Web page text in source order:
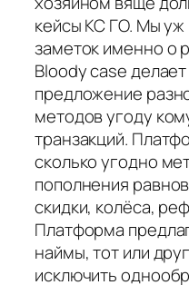
кейсы КС ГО. Мы уж
заметок именно о
Bloody case
предложение
методов угоду
транзакций.
сколько угодно
пополнения
скидки, колёса,
Платформа
наймы, тот или
исключить